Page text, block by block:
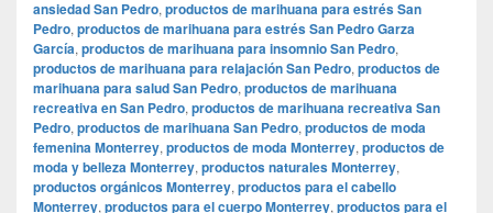
ansiedad San Pedro, productos de marihuana para estrés San
Pedro, productos de marihuana para estrés San Pedro Garza
García, productos de marihuana para insomnio San Pedro,
productos de marihuana para relajación San Pedro, productos de
marihuana para salud San Pedro, productos de marihuana
recreativa en San Pedro, productos de marihuana recreativa San
Pedro, productos de marihuana San Pedro, productos de moda
femenina Monterrey, productos de moda Monterrey, productos de
moda y belleza Monterrey, productos naturales Monterrey,
productos orgánicos Monterrey, productos para el cabello
Monterrey, productos para el cuerpo Monterrey, productos para el